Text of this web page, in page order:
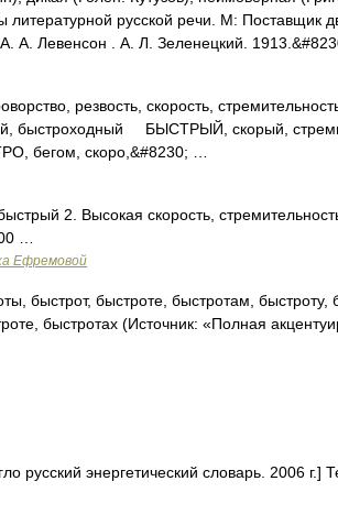
русской речи. М: Поставщик
А. Левенсон . А. Л. Зеленецкий.
резвость, скорость,
быстроходный БЫСТРЫЙ, скорый,
бегом, скоро,&#8230; …
2. Высокая скорость,
…
Ефремовой
быстрот, быстроте, быстротам, быстроту,
быстротах (Источник: «Полная
русский энергетический словарь. 2006 г.]